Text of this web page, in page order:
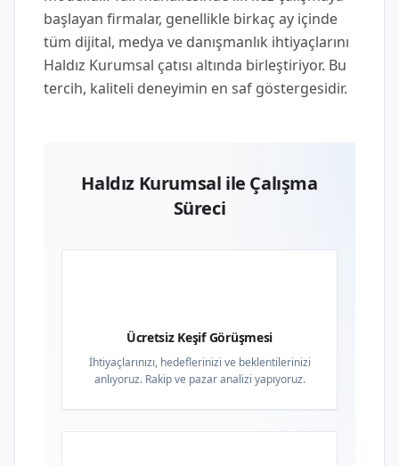
başlayan firmalar, genellikle birkaç ay içinde
tüm dijital, medya ve danışmanlık ihtiyaçlarını
Haldız Kurumsal çatısı altında birleştiriyor. Bu
tercih, kaliteli deneyimin en saf göstergesidir.
Haldız Kurumsal ile Çalışma
Süreci
Ücretsiz Keşif Görüşmesi
İhtiyaçlarınızı, hedeflerinizi ve beklentilerinizi
anlıyoruz. Rakip ve pazar analizi yapıyoruz.